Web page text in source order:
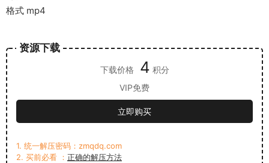
格式 mp4
资源下载
下载价格 4 积分
VIP免费
立即购买
1. 统一解压密码：zmqdq.com
2. 买前必看 ： 正确的解压方法